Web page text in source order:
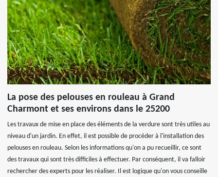
La pose des pelouses en rouleau à Grand
Charmont et ses environs dans le 25200
Les travaux de mise en place des éléments de la verdure sont très utiles au
niveau d'un jardin. En effet, il est possible de procéder à l'installation des
pelouses en rouleau. Selon les informations qu'on a pu recueillir, ce sont
des travaux qui sont très difficiles à effectuer. Par conséquent, il va falloir
rechercher des experts pour les réaliser. Il est logique qu'on vous conseille